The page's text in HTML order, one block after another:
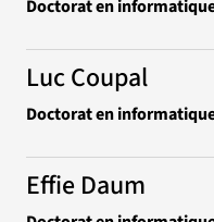
Doctorat en
Luc Coupal
Doctorat en
Effie Daum